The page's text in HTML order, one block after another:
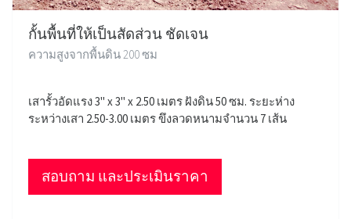
กั้นพื้นที่ให้เป็นสัดส่วน ชัดเจน
ความสูงจากพื้นดิน 200 ซม
เสารั้วอัดแรง 3" x 3" x 2.50 เมตร ฝังดิน 50 ซม. ระยะห่าง
ระหว่างเสา 2.50-3.00 เมตร ขึงลวดหนามจำนวน 7 เส้น
สอบถาม และประเมินราคา